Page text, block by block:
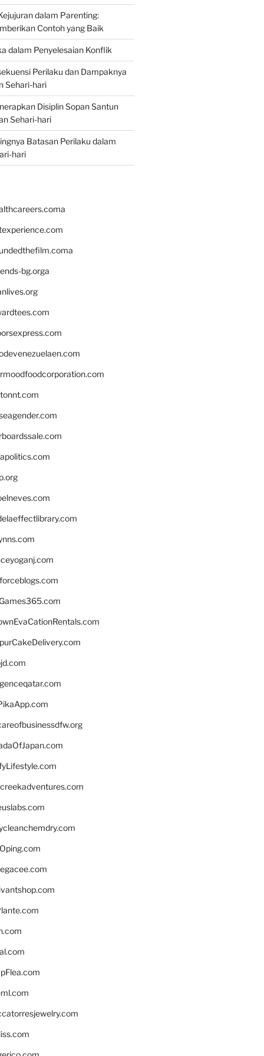
dalam Parenting:
Contoh yang Baik
dalam Penyelesaian Konflik
Perilaku dan Dampaknya
Sehari-hari
Disiplin Sopan Santun
Sehari-hari
Batasan Perilaku dalam
hari
bg.orga